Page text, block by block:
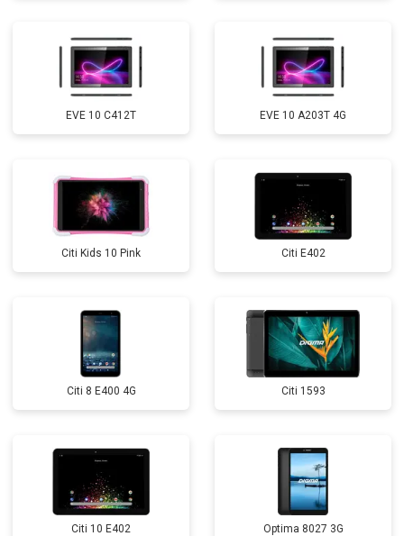
EVE 10 C412T EVE 10 A203T 4G
Citi Kids 10 Pink Citi E402
Citi 8 E400 4G Citi 1593
Citi 10 E402 Optima 8027 3G